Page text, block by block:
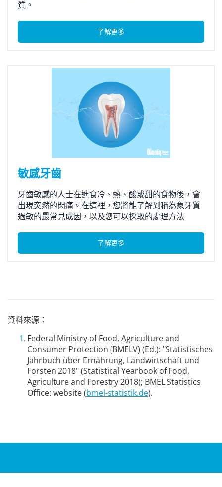
質。
了解更多
敏感牙齒
牙齒敏感的人士在進食冷、熱、酸或甜的食物後，會
出現突然的閃痛。在這裡，您將能了解到稱為象牙質
過敏的最常見成因，以及您可以採取的處理方法
了解更多
資料來源：
Federal Ministry of Food, Agriculture and
Consumer Protection (BMELV) (Ed.): "Statistisches
Jahrbuch über Ernährung, Landwirtschaft und
Forsten 2018" (Statistical Yearbook of Food,
Agriculture and Forestry 2018); BMEL Statistics
Office: website (bmel-statistik.de).